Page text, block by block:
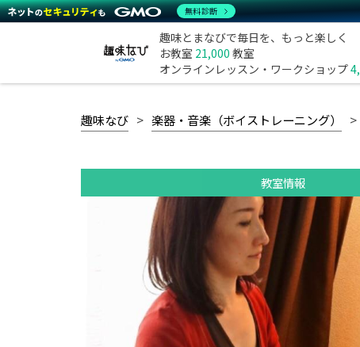
趣味とまなびで毎日を、もっと楽しく
お教室 21,000 教室
オンラインレッスン・ワークショップ
趣味なび 楽器・音楽（ボイストレーニング）
教室情報
無料診断